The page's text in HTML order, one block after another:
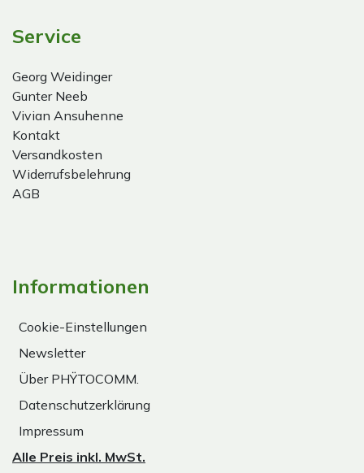
Service
Georg Weidinger
Gunter Neeb
Vivian Ansuhenne
Kontakt
Versandkosten
Widerrufsbelehrung
AGB
Informationen
Cookie-Einstellungen
Newsletter
Über PHŸTOCOMM.
Datenschutzerklärung
Impressum
Alle Preis inkl. MwSt.